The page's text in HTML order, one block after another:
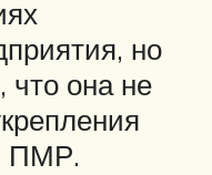
но
что она не
ПМР.